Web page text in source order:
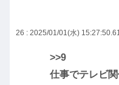
26 : 2025/01/01(水)
>>9
仕事でテレビ